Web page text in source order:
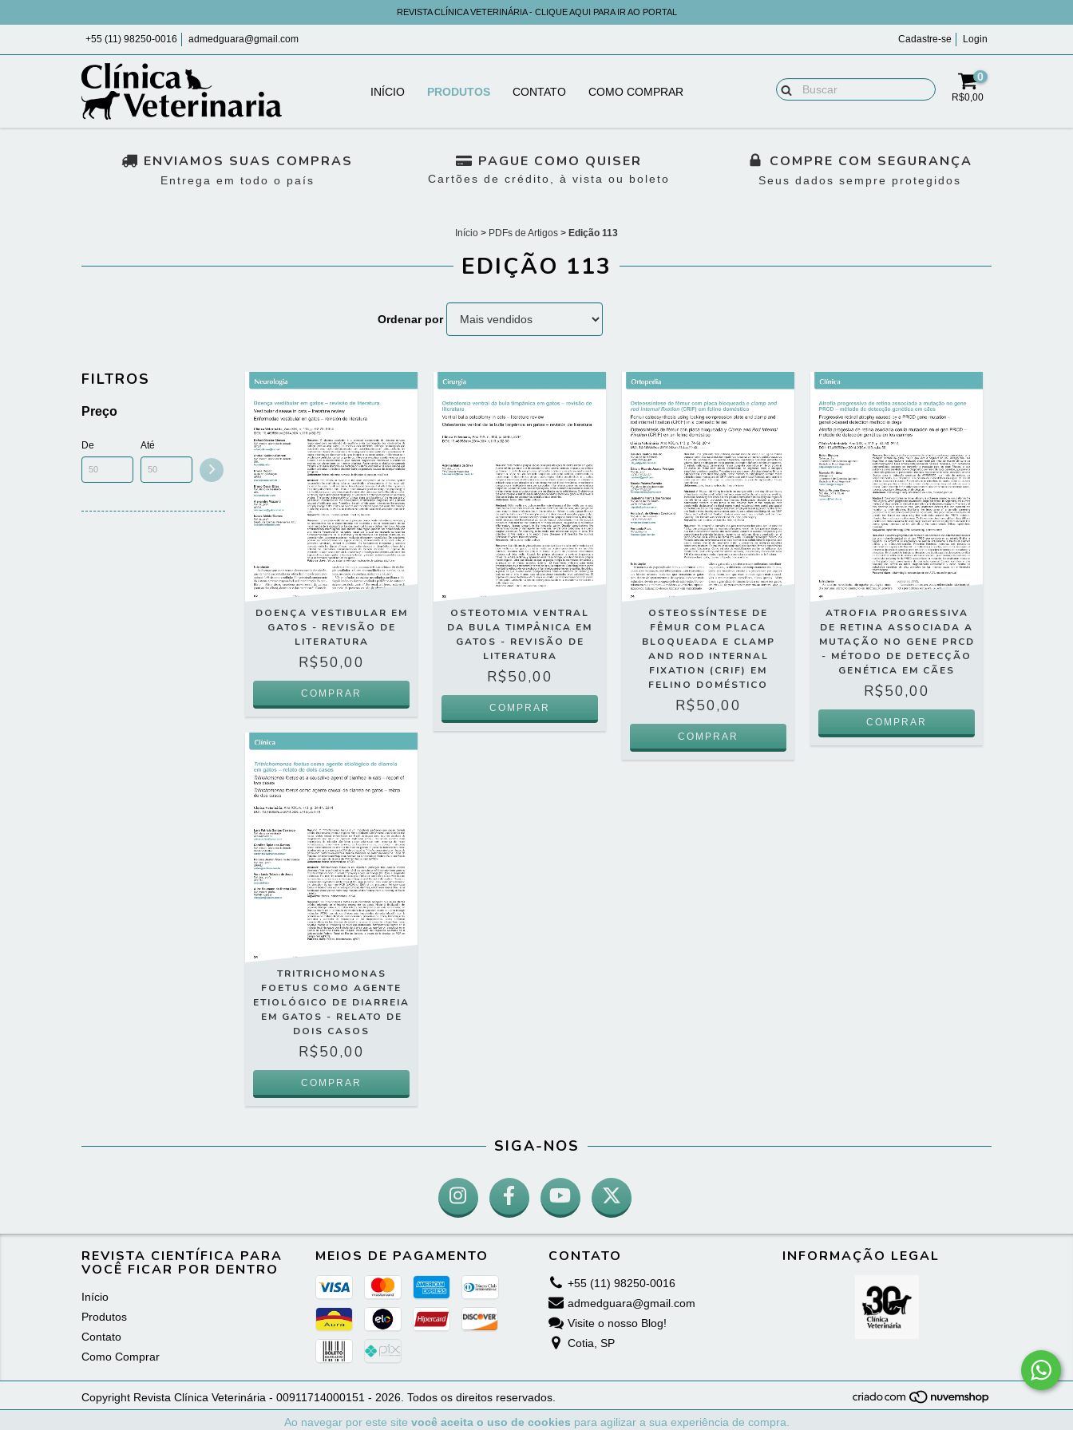
Ao navegar por este site você aceita o uso de cookies para agilizar a sua experiência de compra.
REVISTA CLÍNICA VETERINÁRIA - CLIQUE AQUI PARA IR AO PORTAL
+55 (11) 98250-0016 admedguara@gmail.com Cadastre-se Login
INÍCIO PRODUTOS CONTATO COMO COMPRAR
0
R$0,00
ENVIAMOS SUAS COMPRAS
Entrega em todo o país
PAGUE COMO QUISER
Cartões de crédito, à vista ou boleto
COMPRE COM SEGURANÇA
Seus dados sempre protegidos
Início > PDFs de Artigos > Edição 113
EDIÇÃO 113
Ordenar por
FILTROS
Preço
De Até
DOENÇA VESTIBULAR EM
GATOS - REVISÃO DE
LITERATURA
R$50,00
OSTEOTOMIA VENTRAL
DA BULA TIMPÂNICA EM
GATOS - REVISÃO DE
LITERATURA
R$50,00
OSTEOSSÍNTESE DE
FÊMUR COM PLACA
BLOQUEADA E CLAMP
AND ROD INTERNAL
FIXATION (CRIF) EM
FELINO DOMÉSTICO
R$50,00
ATROFIA PROGRESSIVA
DE RETINA ASSOCIADA A
MUTAÇÃO NO GENE PRCD
- MÉTODO DE DETECÇÃO
GENÉTICA EM CÃES
R$50,00
TRITRICHOMONAS
FOETUS COMO AGENTE
ETIOLÓGICO DE DIARREIA
EM GATOS - RELATO DE
DOIS CASOS
R$50,00
SIGA-NOS
REVISTA CIENTÍFICA PARA
VOCÊ FICAR POR DENTRO
Início
Produtos
Contato
Como Comprar
MEIOS DE PAGAMENTO CONTATO
+55 (11) 98250-0016
admedguara@gmail.com
Visite o nosso Blog!
Cotia, SP
INFORMAÇÃO LEGAL
Copyright Revista Clínica Veterinária - 00911714000151 - 2026. Todos os direitos reservados.